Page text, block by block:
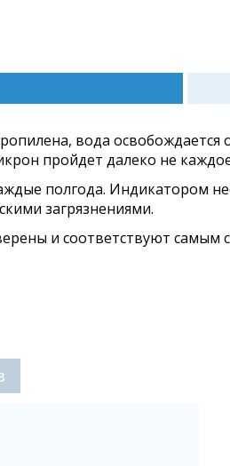
вода
пройдет далеко не
полгода. Индикатором
загрязнениями.
и соответствуют самым